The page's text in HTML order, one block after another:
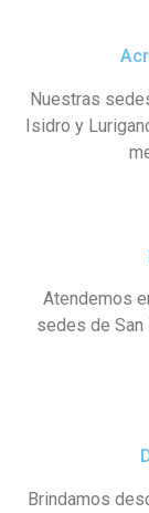
Nuestras
Isidro y
Atendemos
sedes de San
Brindamos